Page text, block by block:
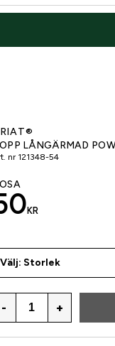
LÅNGÄRMAD
nr 121348-54
KR
Välj: Storlek
- +